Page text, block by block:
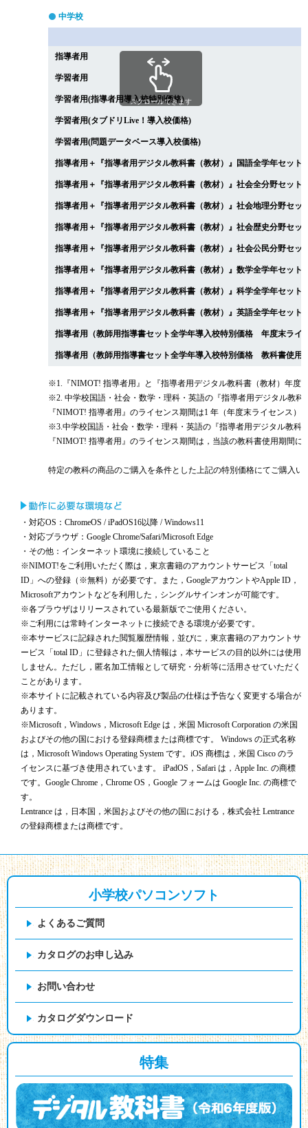
中学校
指導者用
学習者用
学習者用(指導者用導入校特別価格)
学習者用(タブドリLive！導入校価格)
学習者用(問題データベース導入校価格)
指導者用＋『指導者用デジタル教科書（教材）』国語全学年セッ
指導者用＋『指導者用デジタル教科書（教材）』社会全分野セッ
指導者用＋『指導者用デジタル教科書（教材）』社会地理分野セ
指導者用＋『指導者用デジタル教科書（教材）』社会歴史分野セ
指導者用＋『指導者用デジタル教科書（教材）』社会公民分野セ
指導者用＋『指導者用デジタル教科書（教材）』数学全学年セッ
指導者用＋『指導者用デジタル教科書（教材）』科学全学年セッ
指導者用＋『指導者用デジタル教科書（教材）』英語全学年セッ
指導者用（教師用指導書セット全学年導入校特別価格 年度末ライ
指導者用（教師用指導書セット全学年導入校特別価格 教科書使用
※1.『NIMOT! 指導者用』と『指導者用デジタル教科書（教材）年度
※2. 中学校国語・社会・数学・理科・英語の『指導者用デジタル教科
『NIMOT! 指導者用』のライセンス期間は1 年（年度末ライセンス）
※3.中学校国語・社会・数学・理科・英語の『指導者用デジタル教科
『NIMOT! 指導者用』のライセンス期間は，当該の教科書使用期間に
特定の教科の商品のご購入を条件とした上記の特別価格にてご購入
スクロールできます
・対応OS：ChromeOS / iPadOS16以降 / Windows11
・対応ブラウザ：Google Chrome/Safari/Microsoft Edge
・その他：インターネット環境に接続していること
※NIMOT!をご利用いただく際は，東京書籍のアカウントサービス「total
ID」への登録（※無料）が必要です。また，GoogleアカウントやApple ID，
Microsoftアカウントなどを利用した，シングルサインオンが可能です。
※各ブラウザはリリースされている最新版でご使用ください。
※ご利用には常時インターネットに接続できる環境が必要です。
※本サービスに記録された閲覧履歴情報，並びに，東京書籍のアカウントサ
ービス「total ID」に登録された個人情報は，本サービスの目的以外には使用
しません。ただし，匿名加工情報として研究・分析等に活用させていただく
ことがあります。
※本サイトに記載されている内容及び製品の仕様は予告なく変更する場合が
あります。
※Microsoft，Windows，Microsoft Edge は，米国 Microsoft Corporation の米国
およびその他の国における登録商標または商標です。 Windows の正式名称
は，Microsoft Windows Operating System です。iOS 商標は，米国 Cisco のラ
イセンスに基づき使用されています。 iPadOS，Safari は，Apple Inc. の商標
です。Google Chrome，Chrome OS，Google フォームは Google Inc. の商標で
す。
Lentrance は，日本国，米国およびその他の国における，株式会社 Lentrance
の登録商標または商標です。
小学校パソコンソフト
よくあるご質問
カタログのお申し込み
お問い合わせ
カタログダウンロード
特集